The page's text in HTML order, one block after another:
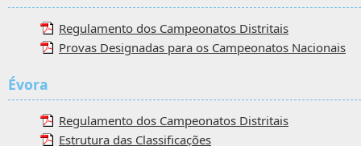
Regulamento dos Campeonatos Distritais
Provas Designadas para os Campeonatos Nacionais
Évora
Regulamento dos Campeonatos Distritais
Estrutura das Classificações